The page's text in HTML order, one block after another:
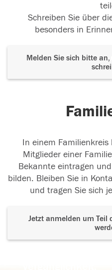
Schreiben Sie über
besonders in
Melden Sie sich bitte
In einem
Mitglieder einer
Bekannte eintragen
bilden. Bleiben Sie in
und tragen Sie sich
Jetzt anmelden um Teil